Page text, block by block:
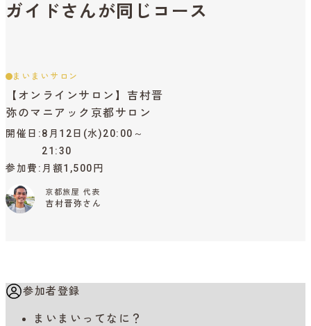
ガイドさんが同じコース
まいまいサロン
【オンラインサロン】吉村晋
弥のマニアック京都サロン
開催日
8月12日(水)20:00～
21:30
参加費
月額1,500円
京都旅屋 代表
吉村晋弥さん
参加者登録
まいまいってなに？